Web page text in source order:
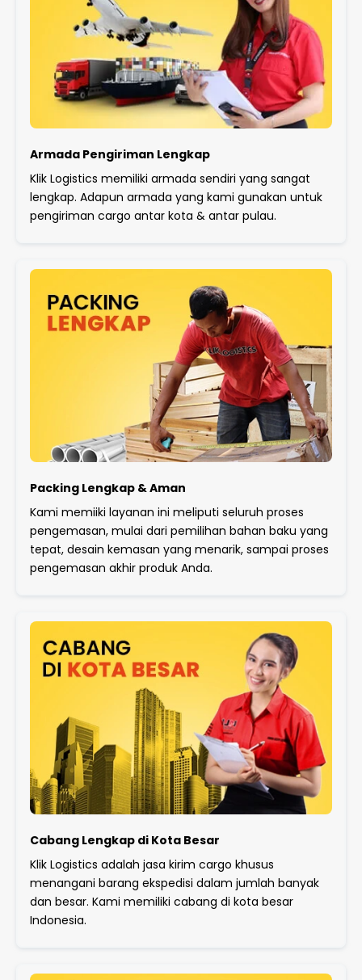
Armada Pengiriman Lengkap
Klik Logistics memiliki armada sendiri yang sangat
lengkap. Adapun armada yang kami gunakan untuk
pengiriman cargo antar kota & antar pulau.
Packing Lengkap & Aman
Kami memiiki layanan ini meliputi seluruh proses
pengemasan, mulai dari pemilihan bahan baku yang
tepat, desain kemasan yang menarik, sampai proses
pengemasan akhir produk Anda.
Cabang Lengkap di Kota Besar
Klik Logistics adalah jasa kirim cargo khusus
menangani barang ekspedisi dalam jumlah banyak
dan besar. Kami memiliki cabang di kota besar
Indonesia.